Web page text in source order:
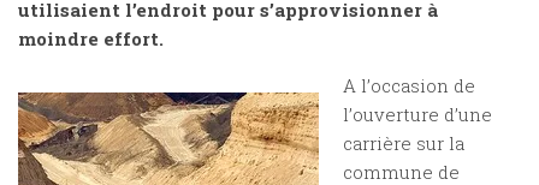
utilisaient l’endroit pour s’approvisionner à
moindre effort.
A l’occasion de
l’ouverture d’une
carrière sur la
commune de